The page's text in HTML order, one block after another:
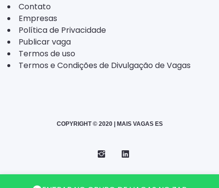
Contato
Empresas
Política de Privacidade
Publicar vaga
Termos de uso
Termos e Condições de Divulgação de Vagas
COPYRIGHT © 2020 | MAIS VAGAS ES
Instagram
Telegram
LinkedIn